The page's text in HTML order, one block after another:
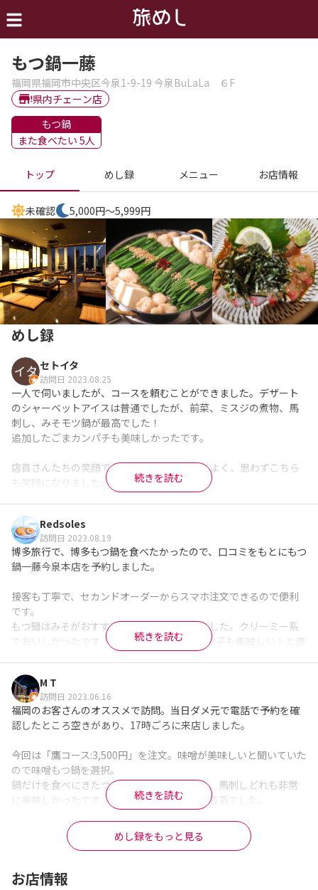
もつ鍋一藤
福岡県福岡市中央区今泉1-9-19 今泉BuLaLa ６F
県内チェーン店
もつ鍋
また食べたい 5人
トップ めし録 メニュー お店情報
未確認 5,000円～5,999円
めし録
セトイタ
訪問日 2023.08.25
一人で伺いましたが、コースを頼むことができました。デザート
のシャーベットアイスは普通でしたが、前菜、ミスジの煮物、馬
刺し、みそモツ鍋が最高でした！
追加したごまカンパチも美味しかったです。
店員さんたちの笑顔での対応がすごく気持ちよく、思わずこちら
も笑顔になりました。
良すぎて語彙力なくなりましたが、とにかく素晴らしかったで
す。また博多に来たら再訪したいです。
一つだけ、紙ナプキンがあればいいなと思いました。
※Googleに投稿された口コミです
続きを読む
Redsoles
訪問日 2023.08.19
博多旅行で、博多もつ鍋を食べたかったので、口コミをもとにもつ
鍋一藤今泉本店を予約しました。
接客も丁寧で、セカンドオーダーからスマホ注文できるので便利
です。
もつ鍋はみそがおすすめとのことで注文しました。クリーミー系
でおいしかったです！好きか嫌いの多い小2女子も美味しい！と満
もつ鍋以外の一品料理として、ごまカンパチと酢モツもいただき
ましたが、こちらももつ鍋のサイドにするには勿体無いくらい美
味しかったです。通えるものなら定期的に通いたいお店です。
ごちそうさまでした！
続きを読む
M T
訪問日 2023.06.16
福岡のお客さんのオススメで訪問。当日ダメ元で電話で予約を確
認したところ空きがあり、17時ごろに来店しました。
今回は「鷹コース:3,500円」を注文。味噌が美味しいと聞いていた
ので味噌もつ鍋を選択。
鍋だけを食べにきたつもりが酢もつ、煮込み、馬刺しどれも非常
に美味しかったです。メインの味噌もつ鍋も最高でした。
一藤を一通り堪能したければ鷹以上のコースをおすすめします。
※Googleに投稿された口コミです
続きを読む
めし録をもっと見る
お店情報